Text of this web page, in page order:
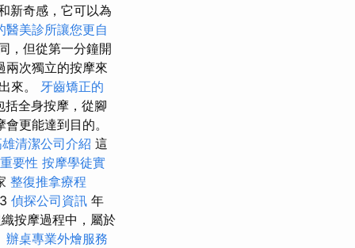
新奇感，它可以為
醫美診所讓您更自
，但從第一分鐘開
兩次獨立的按摩來
來。 牙齒矯正的
括全身按摩，從腳
更能達到目的。
清潔公司介紹 這
要性 按摩學徒實
整復推拿療程
偵探公司資訊 年
按摩過程中，屬於
辦桌專業外燴服務